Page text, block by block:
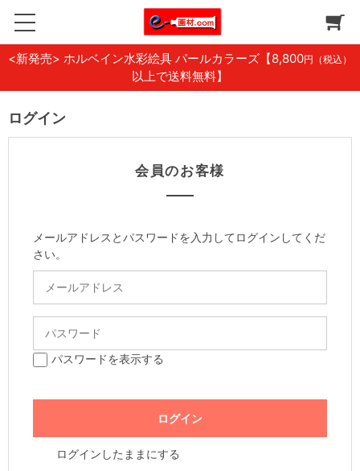
<新発売> ホルベイン水彩絵具 パールカラーズ 【8,800円（税込）
以上で送料無料】
ログイン
会員のお客様
メールアドレスとパスワードを入力してログインしてくだ
さい。
パスワードを表示する
ログインしたままにする